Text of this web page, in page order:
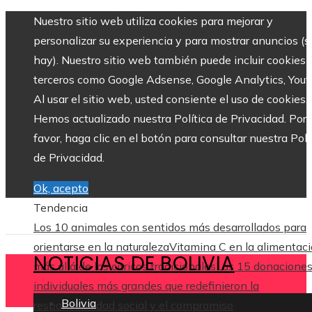
Nuestro sitio web utiliza cookies para mejorar y
personalizar su experiencia y para mostrar anuncios
hay). Nuestro sitio web también puede incluir cookies
terceros como Google Adsense, Google Analytics,
Al usar el sitio web, usted consiente el uso de cookies.
Hemos actualizado nuestra Política de Privacidad. Por
favor, haga clic en el botón para consultar nuestra
de Privacidad.
Ok, acepto
Tendencia
Los 10 animales con sentidos más desarrollados para
orientarse en la naturalezaVitamina C en la
más allá de los cítricos tradicionalesLas 15 donaciones
individuales más grandes que redefinieron la
responsabilidad social y el compromiso
NOTICIAS DE BOLIVIA
Bolivia